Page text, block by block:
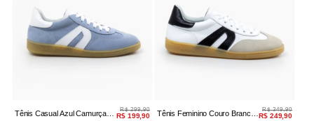
Tênis Casual Azul Camurça
R$ 299,90
R$ 199,90
Tênis Feminino Couro Branco
R$ 349,90
R$ 249,90